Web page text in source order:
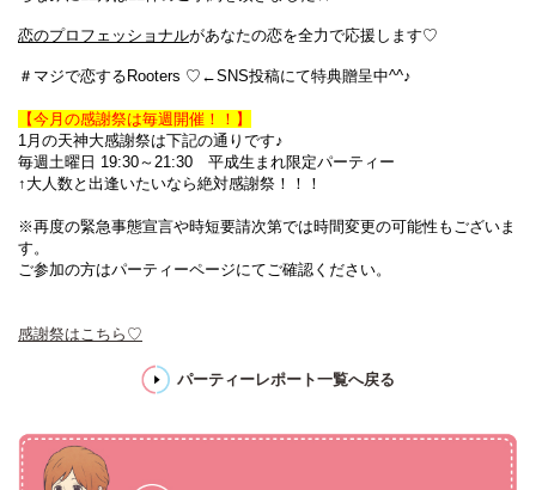
恋のプロフェッショナルがあなたの恋を全力で応援します♡
＃マジで恋するRooters ♡←SNS投稿にて特典贈呈中^^♪
【今月の感謝祭は毎週開催！！】
1月の天神大感謝祭は下記の通りです♪
毎週土曜日 19:30～21:30　平成生まれ限定パーティー
↑大人数と出逢いたいなら絶対感謝祭！！！
※再度の緊急事態宣言や時短要請次第では時間変更の可能性もございま
す。
ご参加の方はパーティーページにてご確認ください。
感謝祭はこちら♡
パーティーレポート一覧へ戻る